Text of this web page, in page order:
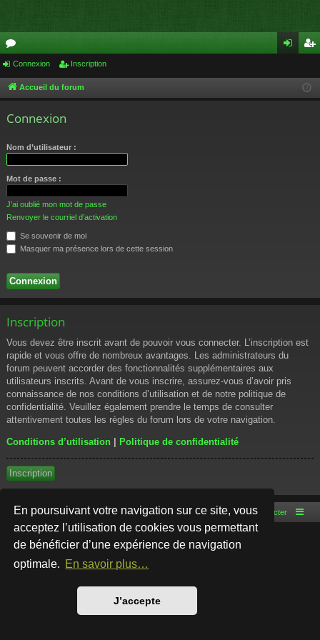
En poursuivant votre navigation sur ce site, vous
acceptez l’utilisation de cookies vous permettant
de bénéficier d’une expérience de navigation
optimale. En savoir plus…
J’accepte
or
u cri
Connexion Inscription
Accueil du forum
Connexion
Nom d’utilisateur :
Mot de passe :
J’ai oublié mon mot de passe
Renvoyer le courriel d’activation
Se souvenir de moi
Masquer ma présence lors de cette session
Inscription
Vous devez être inscrit avant de pouvoir vous connecter. L’inscription est
rapide et vous offre de nombreux avantages. Les administrateurs du
forum peuvent accorder des fonctionnalités supplémentaires aux
utilisateurs inscrits. Avant de vous inscrire, assurez-vous d’avoir pris
connaissance de nos conditions d’utilisation et de notre politique de
confidentialité. Veuillez également prendre le temps de consulter
attentivement toutes les règles du forum lors de votre navigation.
Conditions d’utilisation | Politique de confidentialité
Inscription
Accueil du forum Nous contacter
Développé parphpBB® Forum Software © phpBB Limited
Style par
Traduction française officielle